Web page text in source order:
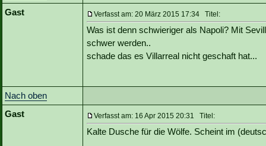
Gast
Verfasst am: 20 März 2015 17:34 Titel:
Was ist denn schwieriger als Napoli? Mit
schwer werden..
schade das es Villarreal nicht geschaft hat...
Nach oben
Gast
Verfasst am: 16 Apr 2015 20:31 Titel:
Kalte Dusche für die Wölfe. Scheint im